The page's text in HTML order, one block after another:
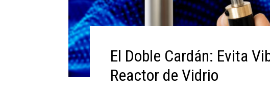
El Doble Cardán: Evita
Reactor de Vidrio